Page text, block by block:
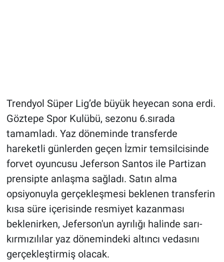
Trendyol Süper Lig’de büyük heyecan sona erdi.
Göztepe Spor Kulübü, sezonu 6.sırada
tamamladı. Yaz döneminde transferde
hareketli günlerden geçen İzmir temsilcisinde
forvet oyuncusu Jeferson Santos ile Partizan
prensipte anlaşma sağladı. Satın alma
opsiyonuyla gerçekleşmesi beklenen transferin
kısa süre içerisinde resmiyet kazanması
beklenirken, Jeferson'un ayrılığı halinde sarı-
kırmızılılar yaz dönemindeki altıncı vedasını
gerçekleştirmiş olacak.